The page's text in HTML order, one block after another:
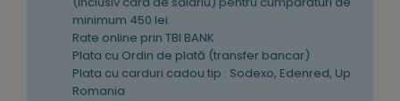
minimum 450 lei.
Rate online prin TBI BANK
Plata cu Ordin de plată (transfer bancar)
Plata cu carduri cadou tip : Sodexo, Edenred, Up
Romania